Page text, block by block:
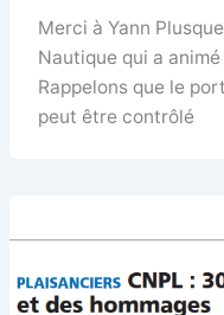
Merci à Yann
Nautique qui a
Rappelons que le
peut être contrôlé